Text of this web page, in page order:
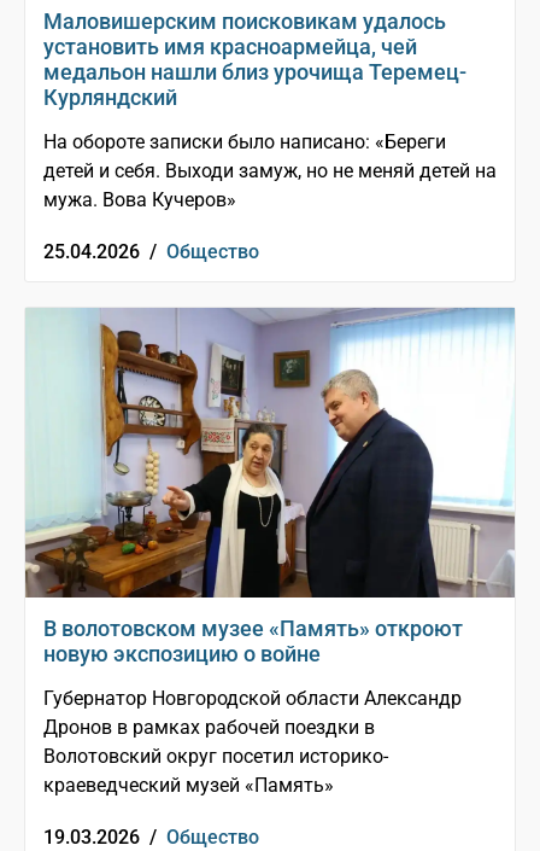
Маловишерским поисковикам удалось
установить имя красноармейца, чей
медальон нашли близ урочища Теремец-
Курляндский
На обороте записки было написано: «Береги
детей и себя. Выходи замуж, но не меняй детей на
мужа. Вова Кучеров»
25.04.2026 / Общество
В волотовском музее «Память» откроют
новую экспозицию о войне
Губернатор Новгородской области Александр
Дронов в рамках рабочей поездки в
Волотовский округ посетил историко-
краеведческий музей «Память»
19.03.2026 / Общество